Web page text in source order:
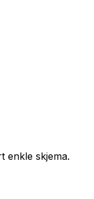
enkle skjema.